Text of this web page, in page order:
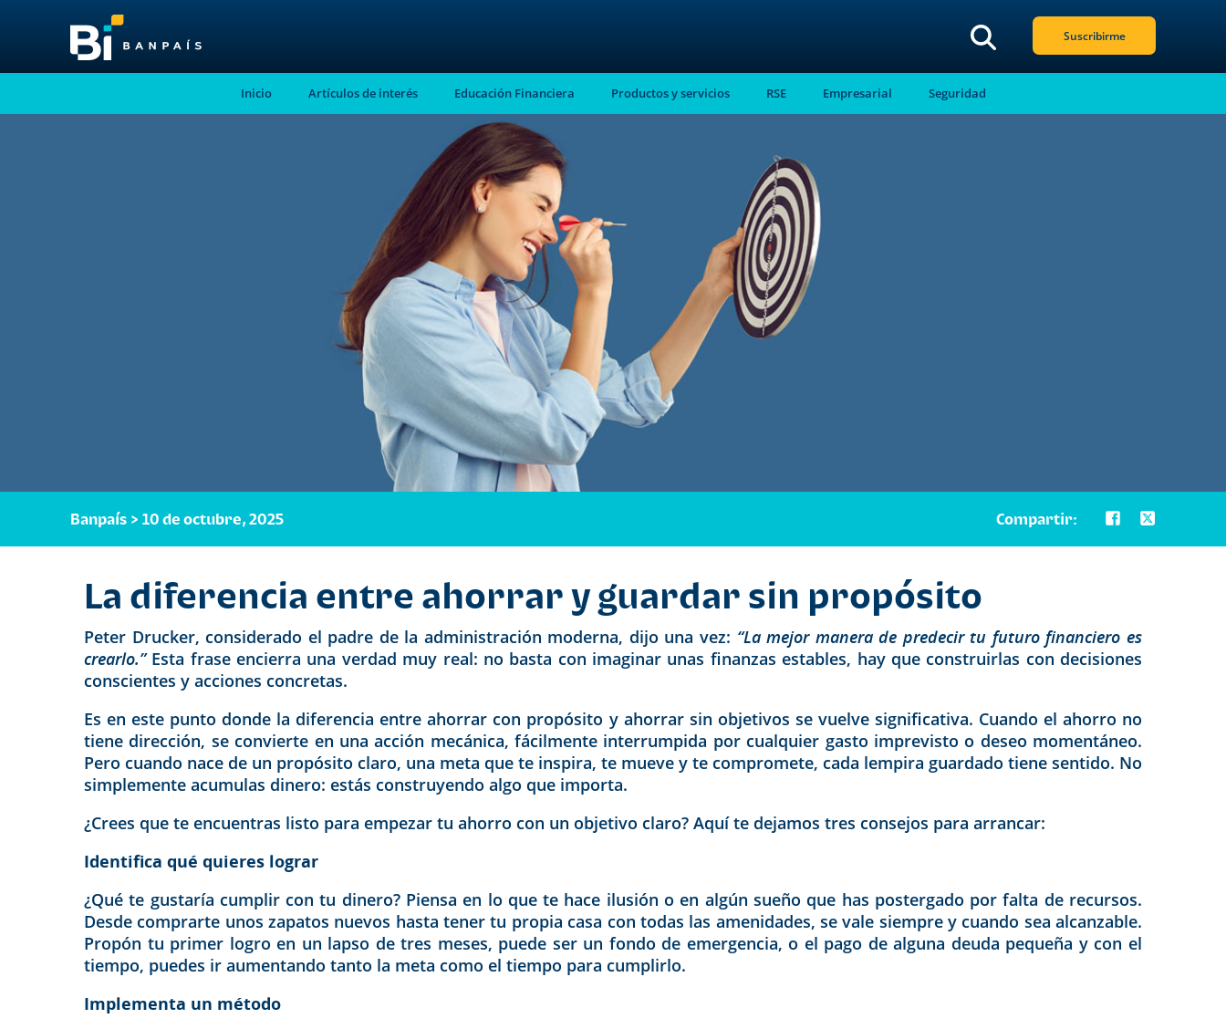
Suscribirme
¡No te pierdas nuestro
nuevo contenido!
Suscríbete a nuestro blog y recibe mensualmente en tu
correo electrónico, las noticias más relevantes.
Inicio Artículos de interés Educación Financiera Productos y servicios RSE Empresarial Seguridad
Banpaís > 10 de octubre, 2025 Compartir:
La diferencia entre ahorrar y guardar sin propósito
Peter Drucker, considerado el padre de la administración moderna, dijo una vez: “La mejor manera de predecir tu futuro financiero es
crearlo.”Esta frase encierra una verdad muy real: no basta con imaginar unas finanzas estables, hay que construirlas con decisiones
conscientes y acciones concretas.
Es en este punto donde la diferencia entre ahorrar con propósito y ahorrar sin objetivos se vuelve significativa. Cuando el ahorro no
tiene dirección, se convierte en una acción mecánica, fácilmente interrumpida por cualquier gasto imprevisto o deseo momentáneo.
Pero cuando nace de un propósito claro, una meta que te inspira, te mueve y te compromete, cada lempira guardado tiene sentido. No
simplemente acumulas dinero: estás construyendo algo que importa.
¿Crees que te encuentras listo para empezar tu ahorro con un objetivo claro? Aquí te dejamos tres consejos para arrancar:
Identifica qué quieres lograr
¿Qué te gustaría cumplir con tu dinero? Piensa en lo que te hace ilusión o en algún sueño que has postergado por falta de recursos.
Desde comprarte unos zapatos nuevos hasta tener tu propia casa con todas las amenidades, se vale siempre y cuando sea alcanzable.
Propón tu primer logro en un lapso de tres meses, puede ser un fondo de emergencia, o el pago de alguna deuda pequeña y con el
tiempo, puedes ir aumentando tanto la meta como el tiempo para cumplirlo.
Implementa un método